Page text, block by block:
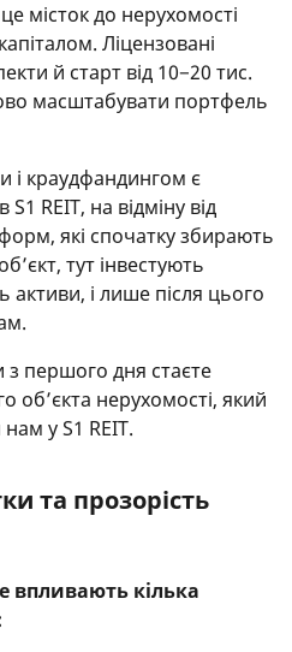
місток до нерухомості
Ліцензовані
й старт від 10−20 тис.
масштабувати портфель
і краудфандингом є
REIT, на відміну від
які спочатку збирають
тут інвестують
активи, і лише після цього
з першого дня стаєте
об’єкта нерухомості, який
у S1 REIT.
та прозорість
впливають кілька